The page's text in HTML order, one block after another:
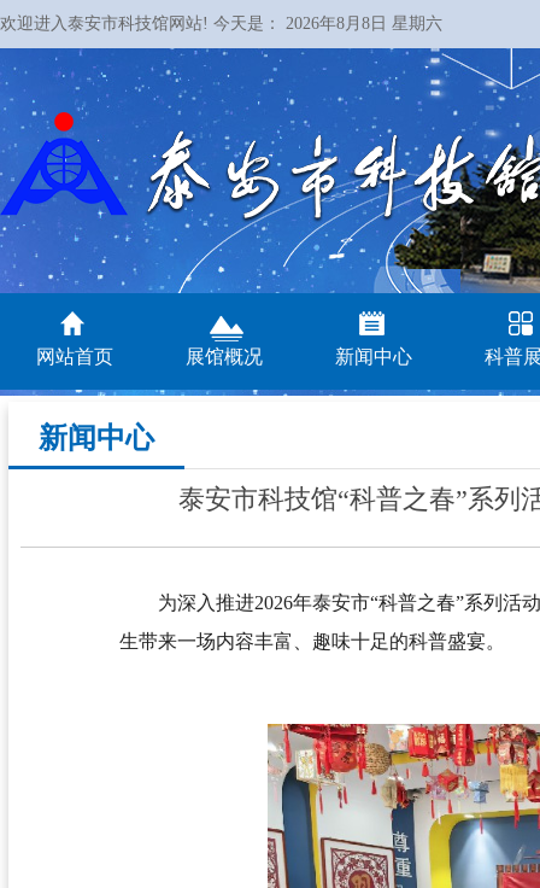
欢迎进入泰安市科技馆网站! 今天是： 2026年8月8日 星期六
网站首页 展馆概况 新闻中心 科普
新闻中心
泰安市科技馆“科普之春”系
为深入推进2026年泰安市“科普之春”系列
生带来一场内容丰富、趣味十足的科普盛宴。